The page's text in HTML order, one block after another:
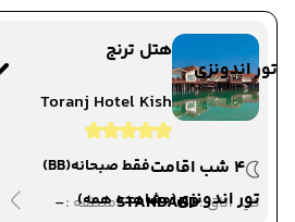
تور اندونزی
تور اندونزی(مشاهده همه)
هتل ترنج
Toranj Hotel Kish
4 شب اقامت
فقط صبحانه(BB)
دید اتاق :STANDARDمنطقه :-